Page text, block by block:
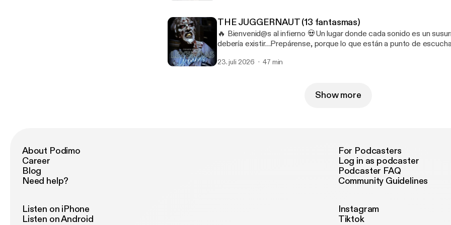
&utm_content=copyLink [https://patreon.com/
&utm_content=copyLink]
THE JUGGERNAUT (13 fantasmas)
🔥 Bienvenid@s al infierno 💀Un lugar donde cada sonido es un
debería existir…Prepárense, porque lo que están a punto de
suscribirse a nuestro Patreon, donde los episodios se escuchan
&utm_content=copyLink [https://patreon.com/
23. juli 2026 47 min
Show more
About Podimo
Career
Blog
Need help?
For Podcasters
Log in as podcaster
Podcaster FAQ
Community Guidelines
Listen on iPhone
Listen on Android
Instagram
Tiktok